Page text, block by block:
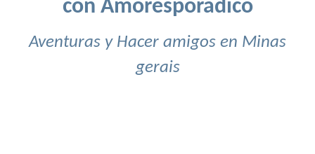
con Amoresporadico
Aventuras y Hacer amigos en Minas
gerais